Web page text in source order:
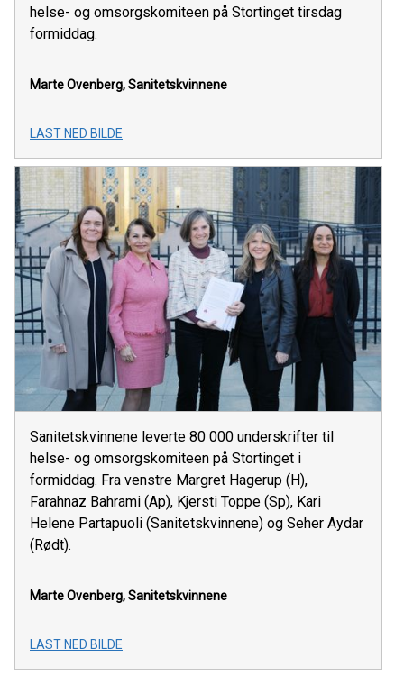
helse- og omsorgskomiteen på Stortinget tirsdag
formiddag.
Marte Ovenberg, Sanitetskvinnene
LAST NED BILDE
Sanitetskvinnene leverte 80 000 underskrifter til
helse- og omsorgskomiteen på Stortinget i
formiddag. Fra venstre Margret Hagerup (H),
Farahnaz Bahrami (Ap), Kjersti Toppe (Sp), Kari
Helene Partapuoli (Sanitetskvinnene) og Seher Aydar
(Rødt).
Marte Ovenberg, Sanitetskvinnene
LAST NED BILDE